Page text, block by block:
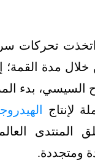
تحركات
خلال مدة القمة؛
السيسي، بدء
لإنتاج
المنتدى
ومتجددة.